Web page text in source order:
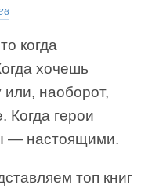
когда
хочешь
или, наоборот,
Когда герои
— настоящими.
топ книг